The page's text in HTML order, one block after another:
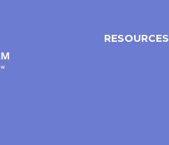
RESOURCES